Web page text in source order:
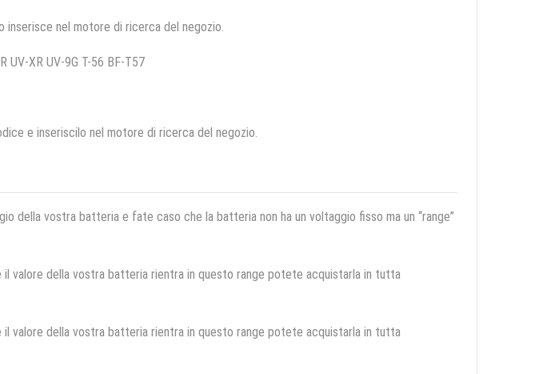
inserisce nel motore di ricerca del negozio.
UV-XR UV-9G T-56 BF-T57
e inseriscilo nel motore di ricerca del negozio.
vostra batteria e fate caso che la batteria non ha un voltaggio fisso ma un “range”
valore della vostra batteria rientra in questo range potete acquistarla in tutta
valore della vostra batteria rientra in questo range potete acquistarla in tutta